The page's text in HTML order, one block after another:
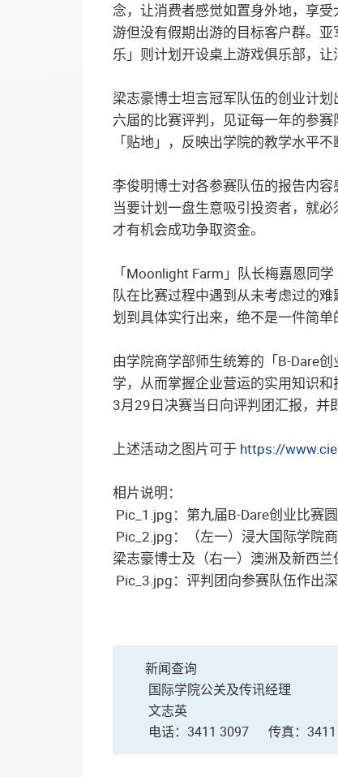
念，让消费者感觉如置身外地，享
游但没有假期出游的目标客户群。
乐」则计划开设桌上游戏俱乐部，让
梁志豪博士坦言冠军队伍的创业计
六届的比赛评判，见证每一年的参
「贴地」，反映出学院的教学水平不
李俊明博士对各参赛队伍的报告内
当要计划一盘生意吸引投资者，就
才有机会成功争取资金。
「Moonlight Farm」队长梅嘉恩同
队在比赛过程中遇到从未考虑过的
划到具体实行出来，绝不是一件简单
由学院商学部师生统筹的「B-Dare
学，从而掌握企业营运的实用知识
3月29日决赛当日向评判团汇报，并
上述活动之图片可于 https://
相片说明：
Pic_1.jpg：第九届B-Dare创业比赛
Pic_2.jpg：（左一）浸大国际学院
梁志豪博士及（右一）澳洲及新西
Pic_3.jpg：评判团向参赛队伍作出
新闻查询
国际学院公关及传讯经理
文志英
电话：3411 3097
传真：